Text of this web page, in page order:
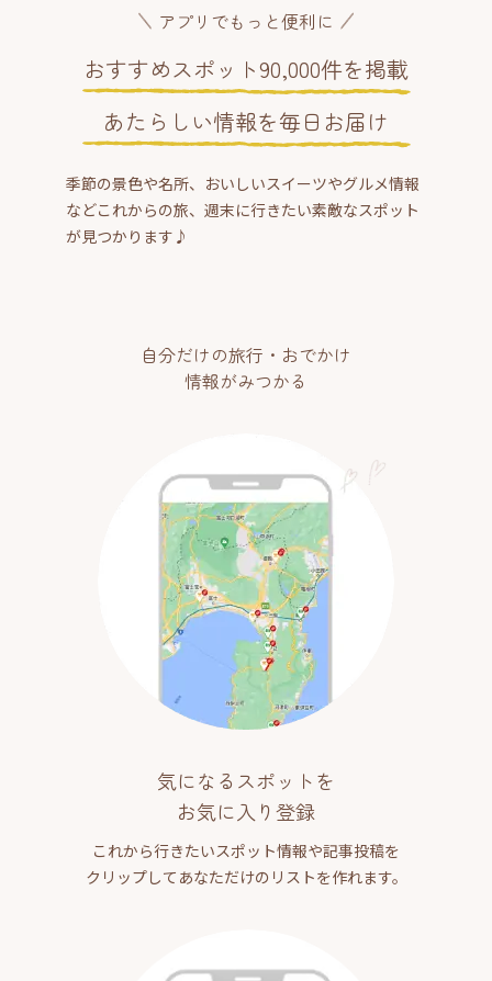
アプリでもっと便利に
おすすめスポット90,000件を掲載
あたらしい情報を毎日お届け
季節の景色や名所、おいしいスイーツやグルメ情報
などこれからの旅、週末に行きたい素敵なスポット
が見つかります♪
自分だけの旅行・おでかけ
情報がみつかる
気になるスポットを
お気に入り登録
これから行きたいスポット情報や記事投稿を
クリップしてあなただけのリストを作れます。